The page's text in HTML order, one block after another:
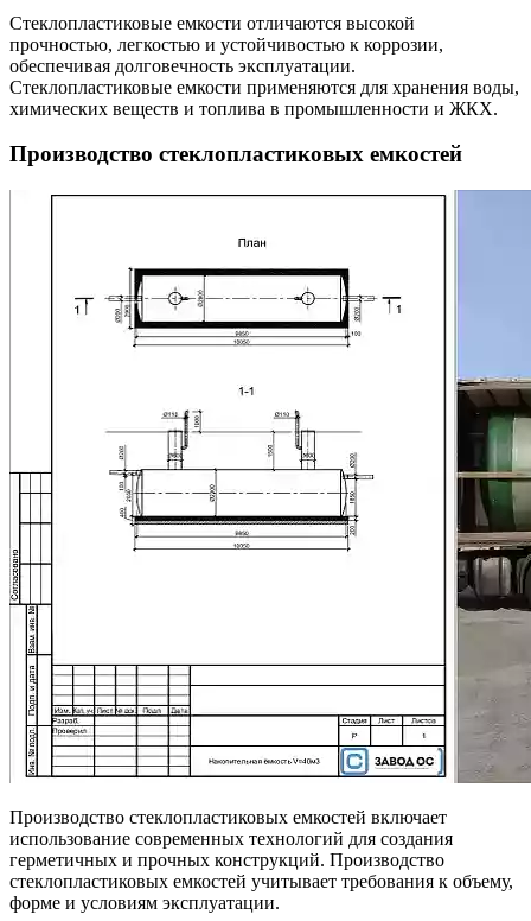
Стеклопластиковые емкости отличаются высокой
прочностью, легкостью и устойчивостью к коррозии,
обеспечивая долговечность эксплуатации.
Стеклопластиковые емкости применяются для хранения воды,
химических веществ и топлива в промышленности и ЖКХ.
Производство стеклопластиковых емкостей
Производство стеклопластиковых емкостей включает
использование современных технологий для создания
герметичных и прочных конструкций. Производство
стеклопластиковых емкостей учитывает требования к объему,
форме и условиям эксплуатации.